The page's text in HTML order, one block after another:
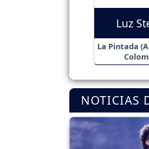
Luz
La Pintada
NOTICIAS